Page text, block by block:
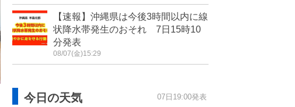
【速報】沖縄県は今後3時間以内に線
状降水帯発生のおそれ 7日15時10
分発表
08/07(金)15:29
今日の天気 07日19:00発表